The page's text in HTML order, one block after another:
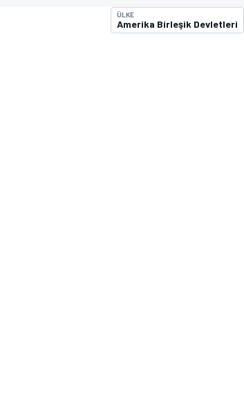
MOTOGP
ÜLKE
Amerika Birleşik Devletleri